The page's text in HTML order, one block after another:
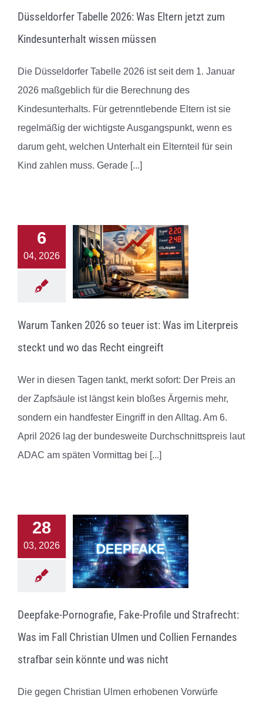
Düsseldorfer Tabelle 2026: Was Eltern jetzt zum
Kindesunterhalt wissen müssen
Die Düsseldorfer Tabelle 2026 ist seit dem 1. Januar
2026 maßgeblich für die Berechnung des
Kindesunterhalts. Für getrenntlebende Eltern ist sie
regelmäßig der wichtigste Ausgangspunkt, wenn es
darum geht, welchen Unterhalt ein Elternteil für sein
Kind zahlen muss. Gerade [...]
6
04, 2026
Warum Tanken 2026 so teuer ist: Was im Literpreis
steckt und wo das Recht eingreift
Wer in diesen Tagen tankt, merkt sofort: Der Preis an
der Zapfsäule ist längst kein bloßes Ärgernis mehr,
sondern ein handfester Eingriff in den Alltag. Am 6.
April 2026 lag der bundesweite Durchschnittspreis laut
ADAC am späten Vormittag bei [...]
28
03, 2026
Deepfake-Pornografie, Fake-Profile und Strafrecht:
Was im Fall Christian Ulmen und Collien Fernandes
strafbar sein könnte und was nicht
Die gegen Christian Ulmen erhobenen Vorwürfe